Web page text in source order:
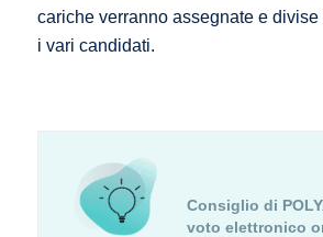
cariche verranno assegnate e
i vari candidati.
Consiglio di
voto elettronico